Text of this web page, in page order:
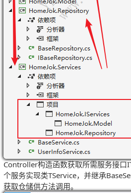
Controller构造函数获取所需服务接口
个服务实现类TService，并继承
获取仓储供方法调用。